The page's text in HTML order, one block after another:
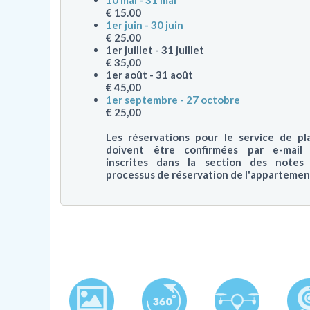
€ 15.00
1er juin - 30 juin
€ 25.00
1er juillet - 31 juillet
€ 35,00
1er août - 31 août
€ 45,00
1er septembre - 27 octobre
€ 25,00
Les réservations pour le service de
doivent être confirmées par e-mail
inscrites dans la section des notes
processus de réservation de